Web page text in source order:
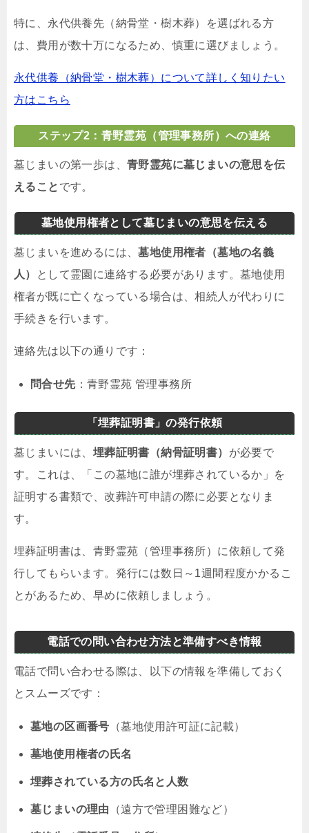
特に、永代供養先（納骨堂・樹木葬）を選ばれる方
は、費用が数十万になるため、慎重に選びましょう。
永代供養（納骨堂・樹木葬）について詳しく知りたい
方はこちら
ステップ2：青野霊苑（管理事務所）への連絡
墓じまいの第一歩は、 青野霊苑に墓じまいの意思を伝
えること です。
墓地使用権者として墓じまいの意思を伝える
墓じまいを進めるには、墓地使用権者（墓地の名義
人）
として霊園に連絡する必要があります。墓地使用
権者が既に亡くなっている場合は、相続人が代わりに
手続きを行います。
連絡先は以下の通りです：
問合せ先：青野霊苑 管理事務所
「埋葬証明書」の発行依頼
墓じまいには、 埋葬証明書（納骨証明書） が必要で
す。これは、「この墓地に誰が埋葬されているか」を
証明する書類で、改葬許可申請の際に必要となりま
す。
埋葬証明書は、青野霊苑（管理事務所）に依頼して発
行してもらいます。発行には数日～1週間程度かかるこ
とがあるため、早めに依頼しましょう。
電話での問い合わせ方法と準備すべき情報
電話で問い合わせる際は、以下の情報を準備しておく
とスムーズです：
墓地の区画番号 （墓地使用許可証に記載）
墓地使用権者の氏名
埋葬されている方の氏名と人数
墓じまいの理由 （遠方で管理困難など）